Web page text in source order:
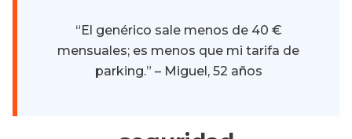
“El genérico sale menos de 40 €
mensuales; es menos que mi tarifa de
parking.” – Miguel, 52 años